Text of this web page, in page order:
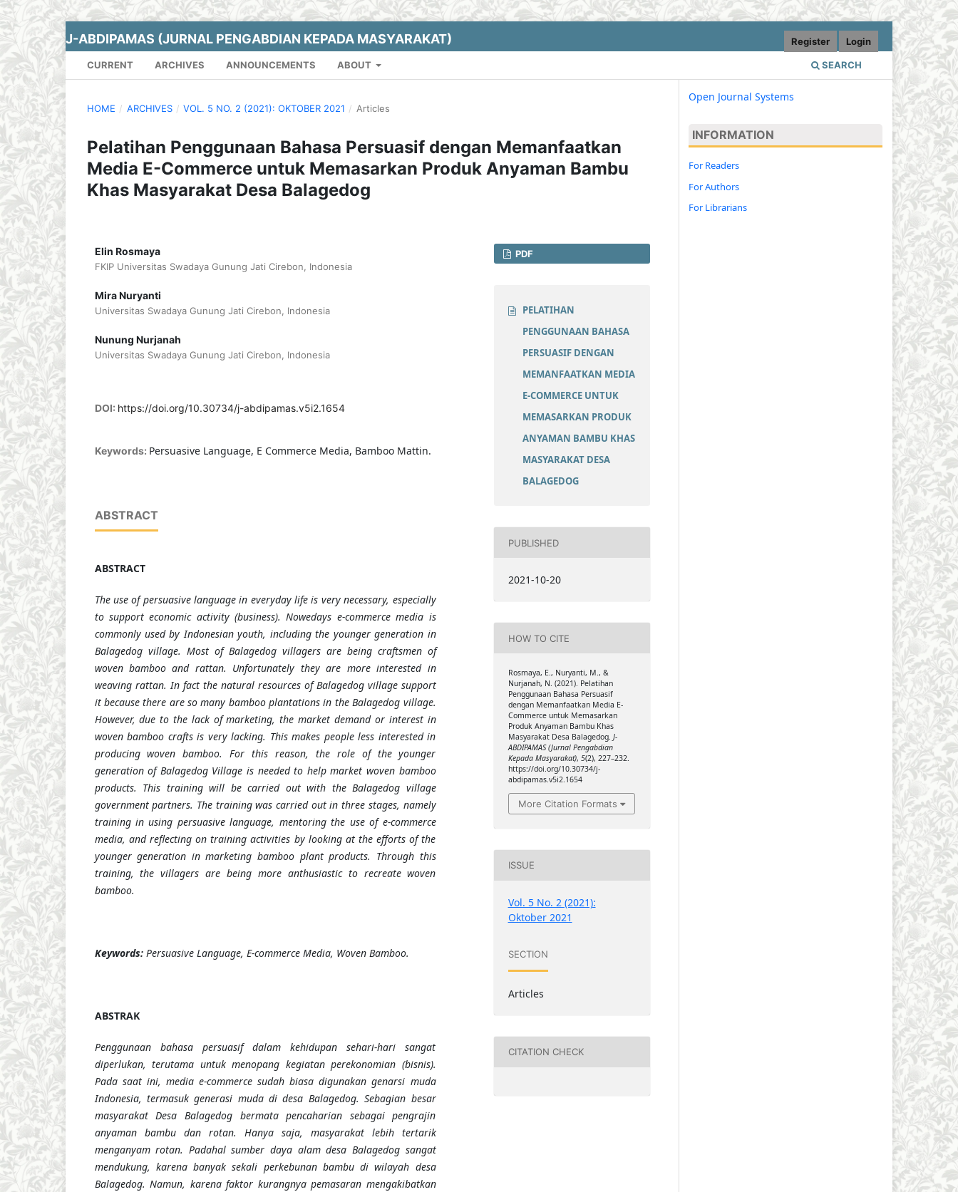
J-ABDIPAMAS (JURNAL PENGABDIAN KEPADA MASYARAKAT)
CURRENT ARCHIVES ANNOUNCEMENTS ABOUT SEARCH
Register Login
HOME / ARCHIVES / VOL. 5 NO. 2 (2021): OKTOBER 2021 / Articles
Pelatihan Penggunaan Bahasa Persuasif dengan Memanfaatkan
Media E-Commerce untuk Memasarkan Produk Anyaman Bambu
Khas Masyarakat Desa Balagedog
Elin Rosmaya
FKIP Universitas Swadaya Gunung Jati Cirebon, Indonesia
Mira Nuryanti
Universitas Swadaya Gunung Jati Cirebon, Indonesia
Nunung Nurjanah
Universitas Swadaya Gunung Jati Cirebon, Indonesia
DOI: https://doi.org/10.30734/j-abdipamas.v5i2.1654
Keywords: Persuasive Language, E Commerce Media, Bamboo Mattin.
ABSTRACT
ABSTRACT
The use of persuasive language in everyday life is very necessary, especially
to support economic activity (business). Nowedays e-commerce media is
commonly used by Indonesian youth, including the younger generation in
Balagedog village. Most of Balagedog villagers are being craftsmen of
woven bamboo and rattan. Unfortunately they are more interested in
weaving rattan. In fact the natural resources of Balagedog village support
it because there are so many bamboo plantations in the Balagedog village.
However, due to the lack of marketing, the market demand or interest in
woven bamboo crafts is very lacking. This makes people less interested in
producing woven bamboo. For this reason, the role of the younger
generation of Balagedog Village is needed to help market woven bamboo
products. This training will be carried out with the Balagedog village
government partners. The training was carried out in three stages, namely
training in using persuasive language, mentoring the use of e-commerce
media, and reflecting on training activities by looking at the efforts of the
younger generation in marketing bamboo plant products. Through this
training, the villagers are being more anthusiastic to recreate woven
bamboo.
Keywords:Persuasive Language, E-commerce Media, Woven Bamboo.
ABSTRAK
Penggunaan bahasa persuasif dalam kehidupan sehari-hari sangat
diperlukan, terutama untuk menopang kegiatan perekonomian (bisnis).
Pada saat ini, media e-commerce sudah biasa digunakan genarsi muda
Indonesia, termasuk generasi muda di desa Balagedog. Sebagian besar
masyarakat Desa Balagedog bermata pencaharian sebagai pengrajin
anyaman bambu dan rotan. Hanya saja, masyarakat lebih tertarik
menganyam rotan. Padahal sumber daya alam desa Balagedog sangat
mendukung, karena banyak sekali perkebunan bambu di wilayah desa
Balagedog. Namun, karena faktor kurangnya pemasaran mengakibatkan
PDF
PELATIHAN
PENGGUNAAN BAHASA
PERSUASIF DENGAN
MEMANFAATKAN MEDIA
E-COMMERCE UNTUK
MEMASARKAN PRODUK
ANYAMAN BAMBU KHAS
MASYARAKAT DESA
BALAGEDOG
PUBLISHED
2021-10-20
HOW TO CITE
Rosmaya, E., Nuryanti, M., &
Nurjanah, N. (2021). Pelatihan
Penggunaan Bahasa Persuasif
dengan Memanfaatkan Media E-
Commerce untuk Memasarkan
Produk Anyaman Bambu Khas
Masyarakat Desa Balagedog. J-
ABDIPAMAS (Jurnal Pengabdian
Kepada Masyarakat), 5(2), 227–232.
https://doi.org/10.30734/j-
abdipamas.v5i2.1654
More Citation Formats
ISSUE
Vol. 5 No. 2 (2021):
Oktober 2021
SECTION
Articles
CITATION CHECK
Open Journal Systems
INFORMATION
For Readers
For Authors
For Librarians